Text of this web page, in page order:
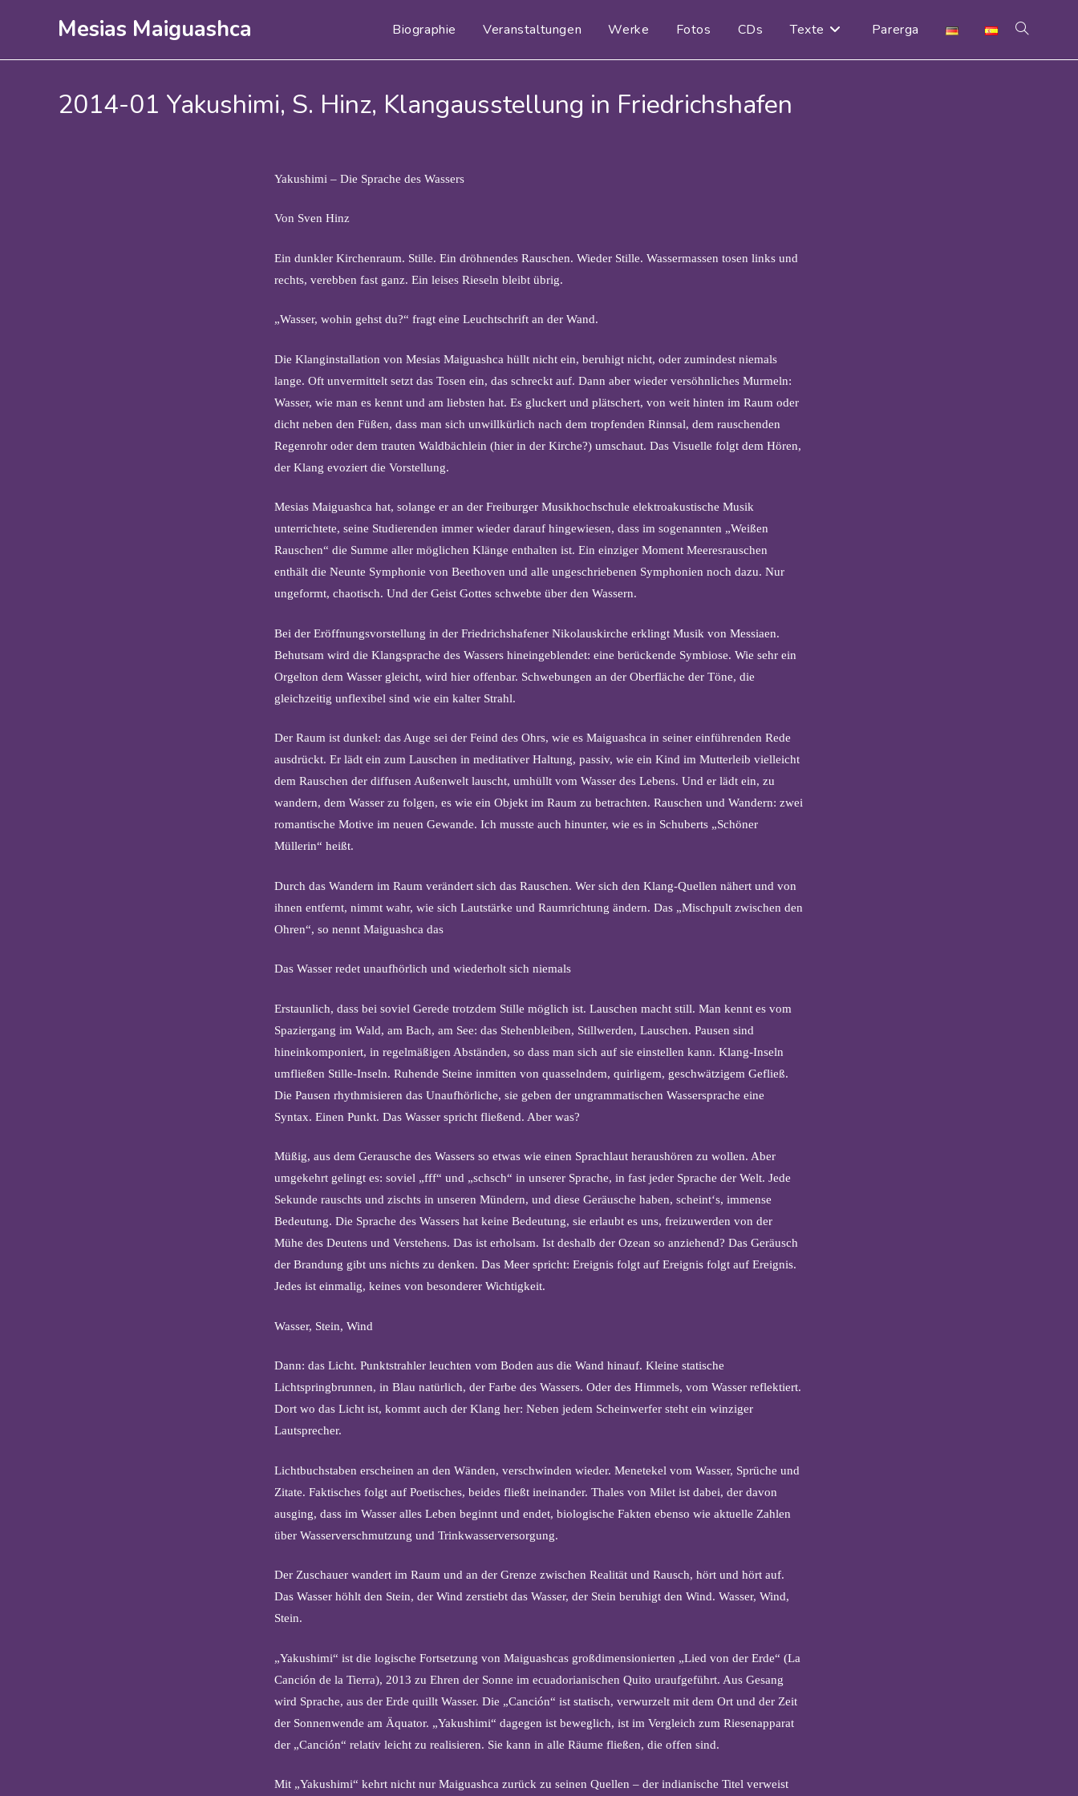
Mesias Maiguashca Biographie Veranstaltungen Werke Fotos CDs Texte Parerga
2014-01 Yakushimi, S. Hinz, Klangausstellung in Friedrichshafen
Yakushimi – Die Sprache des Wassers
Von Sven Hinz
Ein dunkler Kirchenraum. Stille. Ein dröhnendes Rauschen. Wieder Stille. Wassermassen tosen links und
rechts, verebben fast ganz. Ein leises Rieseln bleibt übrig.
„Wasser, wohin gehst du?“ fragt eine Leuchtschrift an der Wand.
Die Klanginstallation von Mesias Maiguashca hüllt nicht ein, beruhigt nicht, oder zumindest niemals
lange. Oft unvermittelt setzt das Tosen ein, das schreckt auf. Dann aber wieder versöhnliches Murmeln:
Wasser, wie man es kennt und am liebsten hat. Es gluckert und plätschert, von weit hinten im Raum oder
dicht neben den Füßen, dass man sich unwillkürlich nach dem tropfenden Rinnsal, dem rauschenden
Regenrohr oder dem trauten Waldbächlein (hier in der Kirche?) umschaut. Das Visuelle folgt dem Hören,
der Klang evoziert die Vorstellung.
Mesias Maiguashca hat, solange er an der Freiburger Musikhochschule elektroakustische Musik
unterrichtete, seine Studierenden immer wieder darauf hingewiesen, dass im sogenannten „Weißen
Rauschen“ die Summe aller möglichen Klänge enthalten ist. Ein einziger Moment Meeresrauschen
enthält die Neunte Symphonie von Beethoven und alle ungeschriebenen Symphonien noch dazu. Nur
ungeformt, chaotisch. Und der Geist Gottes schwebte über den Wassern.
Bei der Eröffnungsvorstellung in der Friedrichshafener Nikolauskirche erklingt Musik von Messiaen.
Behutsam wird die Klangsprache des Wassers hineingeblendet: eine berückende Symbiose. Wie sehr ein
Orgelton dem Wasser gleicht, wird hier offenbar. Schwebungen an der Oberfläche der Töne, die
gleichzeitig unflexibel sind wie ein kalter Strahl.
Der Raum ist dunkel: das Auge sei der Feind des Ohrs, wie es Maiguashca in seiner einführenden Rede
ausdrückt. Er lädt ein zum Lauschen in meditativer Haltung, passiv, wie ein Kind im Mutterleib vielleicht
dem Rauschen der diffusen Außenwelt lauscht, umhüllt vom Wasser des Lebens. Und er lädt ein, zu
wandern, dem Wasser zu folgen, es wie ein Objekt im Raum zu betrachten. Rauschen und Wandern: zwei
romantische Motive im neuen Gewande. Ich musste auch hinunter, wie es in Schuberts „Schöner
Müllerin“ heißt.
Durch das Wandern im Raum verändert sich das Rauschen. Wer sich den Klang-Quellen nähert und von
ihnen entfernt, nimmt wahr, wie sich Lautstärke und Raumrichtung ändern. Das „Mischpult zwischen den
Ohren“, so nennt Maiguashca das
Das Wasser redet unaufhörlich und wiederholt sich niemals
Erstaunlich, dass bei soviel Gerede trotzdem Stille möglich ist. Lauschen macht still. Man kennt es vom
Spaziergang im Wald, am Bach, am See: das Stehenbleiben, Stillwerden, Lauschen. Pausen sind
hineinkomponiert, in regelmäßigen Abständen, so dass man sich auf sie einstellen kann. Klang-Inseln
umfließen Stille-Inseln. Ruhende Steine inmitten von quasselndem, quirligem, geschwätzigem Gefließ.
Die Pausen rhythmisieren das Unaufhörliche, sie geben der ungrammatischen Wassersprache eine
Syntax. Einen Punkt. Das Wasser spricht fließend. Aber was?
Müßig, aus dem Gerausche des Wassers so etwas wie einen Sprachlaut heraushören zu wollen. Aber
umgekehrt gelingt es: soviel „fff“ und „schsch“ in unserer Sprache, in fast jeder Sprache der Welt. Jede
Sekunde rauschts und zischts in unseren Mündern, und diese Geräusche haben, scheint‘s, immense
Bedeutung. Die Sprache des Wassers hat keine Bedeutung, sie erlaubt es uns, freizuwerden von der
Mühe des Deutens und Verstehens. Das ist erholsam. Ist deshalb der Ozean so anziehend? Das Geräusch
der Brandung gibt uns nichts zu denken. Das Meer spricht: Ereignis folgt auf Ereignis folgt auf Ereignis.
Jedes ist einmalig, keines von besonderer Wichtigkeit.
Wasser, Stein, Wind
Dann: das Licht. Punktstrahler leuchten vom Boden aus die Wand hinauf. Kleine statische
Lichtspringbrunnen, in Blau natürlich, der Farbe des Wassers. Oder des Himmels, vom Wasser reflektiert.
Dort wo das Licht ist, kommt auch der Klang her: Neben jedem Scheinwerfer steht ein winziger
Lautsprecher.
Lichtbuchstaben erscheinen an den Wänden, verschwinden wieder. Menetekel vom Wasser, Sprüche und
Zitate. Faktisches folgt auf Poetisches, beides fließt ineinander. Thales von Milet ist dabei, der davon
ausging, dass im Wasser alles Leben beginnt und endet, biologische Fakten ebenso wie aktuelle Zahlen
über Wasserverschmutzung und Trinkwasserversorgung.
Der Zuschauer wandert im Raum und an der Grenze zwischen Realität und Rausch, hört und hört auf.
Das Wasser höhlt den Stein, der Wind zerstiebt das Wasser, der Stein beruhigt den Wind. Wasser, Wind,
Stein.
„Yakushimi“ ist die logische Fortsetzung von Maiguashcas großdimensionierten „Lied von der Erde“ (La
Canción de la Tierra), 2013 zu Ehren der Sonne im ecuadorianischen Quito uraufgeführt. Aus Gesang
wird Sprache, aus der Erde quillt Wasser. Die „Canción“ ist statisch, verwurzelt mit dem Ort und der Zeit
der Sonnenwende am Äquator. „Yakushimi“ dagegen ist beweglich, ist im Vergleich zum Riesenapparat
der „Canción“ relativ leicht zu realisieren. Sie kann in alle Räume fließen, die offen sind.
Mit „Yakushimi“ kehrt nicht nur Maiguashca zurück zu seinen Quellen – der indianische Titel verweist